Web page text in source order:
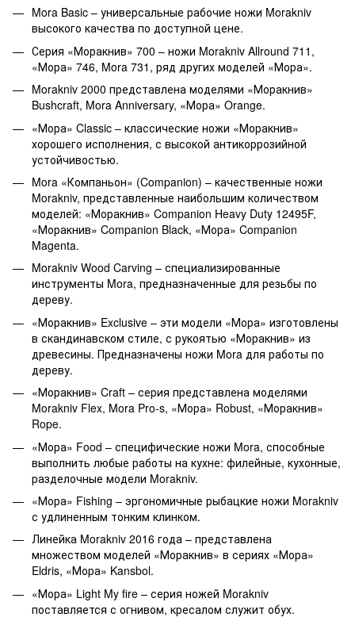
Mora Basic – универсальные рабочие ножи Morakniv
высокого качества по доступной цене.
Серия «Моракнив» 700 – ножи Morakniv Allround 711,
«Мора» 746, Mora 731, ряд других моделей «Мора».
Morakniv 2000 представлена моделями «Моракнив»
Bushcraft, Mora Anniversary, «Мора» Orange.
«Мора» Classic – классические ножи «Моракнив»
хорошего исполнения, с высокой антикоррозийной
устойчивостью.
Mora «Компаньон» (Companion) – качественные ножи
Morakniv, представленные наибольшим количеством
моделей: «Моракнив» Companion Heavy Duty 12495F,
«Моракнив» Companion Black, «Мора» Companion
Magenta.
Morakniv Wood Carving – специализированные
инструменты Mora, предназначенные для резьбы по
дереву.
«Моракнив» Exclusive – эти модели «Мора» изготовлены
в скандинавском стиле, с рукоятью «Моракнив» из
древесины. Предназначены ножи Mora для работы по
дереву.
«Моракнив» Craft – серия представлена моделями
Morakniv Flex, Mora Pro-s, «Мора» Robust, «Моракнив»
Rope.
«Мора» Food – специфические ножи Mora, способные
выполнить любые работы на кухне: филейные, кухонные,
разделочные модели Morakniv.
«Мора» Fishing – эргономичные рыбацкие ножи Morakniv
с удлиненным тонким клинком.
Линейка Morakniv 2016 года – представлена
множеством моделей «Моракнив» в сериях «Мора»
Eldris, «Мора» Kansbol.
«Мора» Light My fire – серия ножей Morakniv
поставляется с огнивом, кресалом служит обух.